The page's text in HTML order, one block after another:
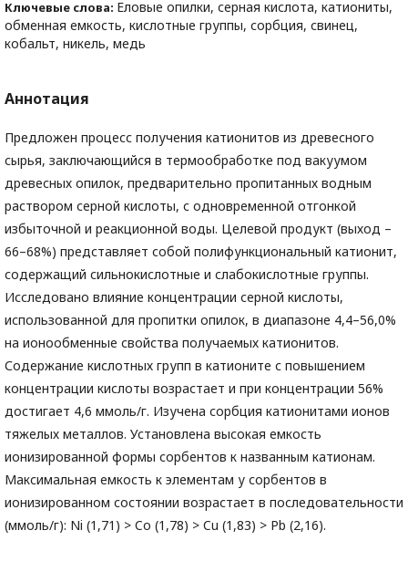
Ключевые слова: Еловые опилки, серная кислота, катиониты,
обменная емкость, кислотные группы, сорбция, свинец,
кобальт, никель, медь
Аннотация
Предложен процесс получения катионитов из древесного
сырья, заключающийся в термообработке под вакуумом
древесных опилок, предварительно пропитанных водным
раствором серной кислоты, с одновременной отгонкой
избыточной и реакционной воды. Целевой продукт (выход –
66–68%) представляет собой полифункциональный катионит,
содержащий сильнокислотные и слабокислотные группы.
Исследовано влияние концентрации серной кислоты,
использованной для пропитки опилок, в диапазоне 4,4–56,0%
на ионообменные свойства получаемых катионитов.
Содержание кислотных групп в катионите с повышением
концентрации кислоты возрастает и при концентрации 56%
достигает 4,6 ммоль/г. Изучена сорбция катионитами ионов
тяжелых металлов. Установлена высокая емкость
ионизированной формы сорбентов к названным катионам.
Максимальная емкость к элементам у сорбентов в
ионизированном состоянии возрастает в последовательности
(ммоль/г): Ni (1,71) > Co (1,78) > Cu (1,83) > Pb (2,16).